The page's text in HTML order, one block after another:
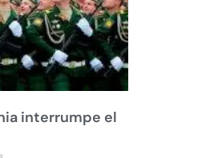
interrumpe el